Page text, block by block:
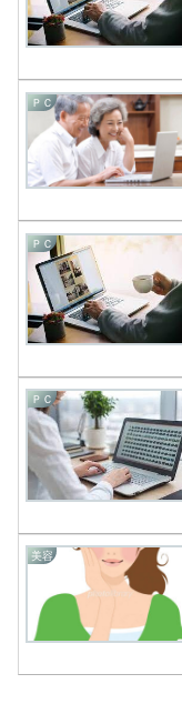
ＰＣ
ＰＣ
ＰＣ
美容